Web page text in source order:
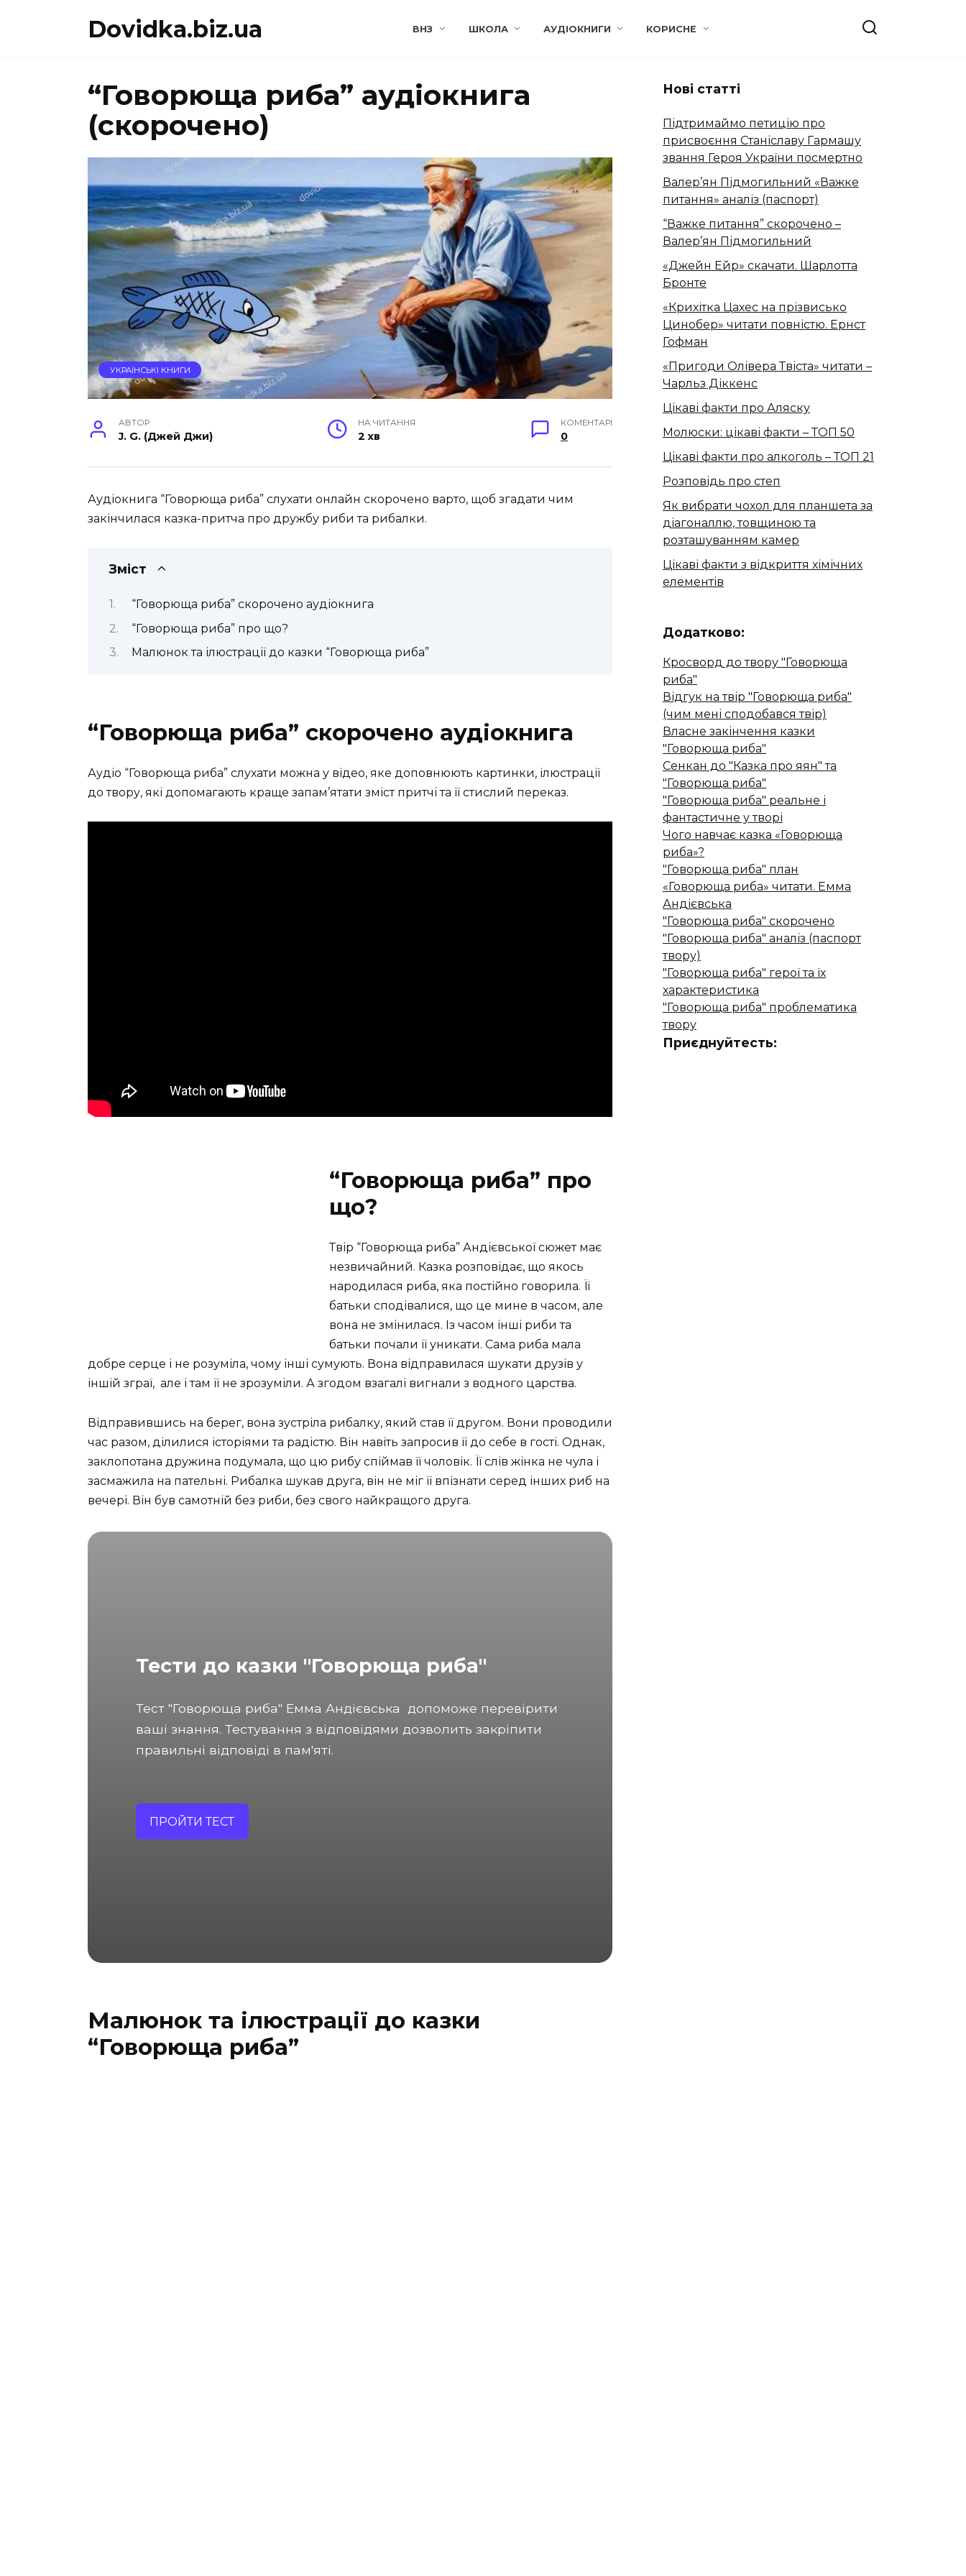
Dovidka.biz.ua ВНЗ ШКОЛА АУДІОКНИГИ КОРИСНЕ
“Говорюща риба” аудіокнига
(скорочено)
УКРАЇНСЬКІ КНИГИ
АВТОР
J. G. (Джей Джи)
НА ЧИТАННЯ
2 хв
КОМЕНТАРІ
0
Аудіокнига “Говорюща риба” слухати онлайн скорочено варто, щоб згадати чим
закінчилася казка-притча про дружбу риби та рибалки.
Зміст
“Говорюща риба” скорочено аудіокнига
“Говорюща риба” про що?
Малюнок та ілюстрації до казки “Говорюща риба”
“Говорюща риба” скорочено аудіокнига
Аудіо “Говорюща риба” слухати можна у відео, яке доповнюють картинки, ілюстрації
до твору, які допомагають краще запам’ятати зміст притчі та її стислий переказ.
“Говорюща риба” про
що?
Твір “Говорюща риба” Андієвської сюжет має
незвичайний. Казка розповідає, що якось
народилася риба, яка постійно говорила. Її
батьки сподівалися, що це мине в часом, але
вона не змінилася. Із часом інші риби та
батьки почали її уникати. Сама риба мала
добре серце і не розуміла, чому інші сумують. Вона відправилася шукати друзів у
іншій зграї, але і там її не зрозуміли. А згодом взагалі вигнали з водного царства.
Відправившись на берег, вона зустріла рибалку, який став її другом. Вони проводили
час разом, ділилися історіями та радістю. Він навіть запросив її до себе в гості. Однак,
заклопотана дружина подумала, що цю рибу спіймав її чоловік. Її слів жінка не чула і
засмажила на пательні. Рибалка шукав друга, він не міг її впізнати серед інших риб на
вечері. Він був самотній без риби, без свого найкращого друга.
Тести до казки "Говорюща риба"
Тест "Говорюща риба" Емма Андієвська допоможе перевірити
ваші знання. Тестування з відповідями дозволить закріпити
правильні відповіді в пам'яті.
ПРОЙТИ ТЕСТ
Малюнок та ілюстрації до казки
“Говорюща риба”
Нові статті
Підтримаймо петицію про
присвоєння Станіславу Гармашу
звання Героя України посмертно
Валер’ян Підмогильний «Важке
питання» аналіз (паспорт)
“Важке питання” скорочено –
Валер’ян Підмогильний
«Джейн Ейр» скачати. Шарлотта
Бронте
«Крихітка Цахес на прізвисько
Цинобер» читати повністю. Ернст
Гофман
«Пригоди Олівера Твіста» читати –
Чарльз Діккенс
Цікаві факти про Аляску
Молюски: цікаві факти – ТОП 50
Цікаві факти про алкоголь – ТОП 21
Розповідь про степ
Як вибрати чохол для планшета за
діагоналлю, товщиною та
розташуванням камер
Цікаві факти з відкриття хімічних
елементів
Додатково:
Кросворд до твору "Говорюща
риба"
Відгук на твір "Говорюща риба"
(чим мені сподобався твір)
Власне закінчення казки
"Говорюща риба"
Сенкан до "Казка про яян" та
"Говорюща риба"
"Говорюща риба" реальне і
фантастичне у творі
Чого навчає казка «Говорюща
риба»?
"Говорюща риба" план
«Говорюща риба» читати. Емма
Андієвська
"Говорюща риба" скорочено
"Говорюща риба" аналіз (паспорт
твору)
"Говорюща риба" герої та їх
характеристика
"Говорюща риба" проблематика
твору
Приєднуйтесть: